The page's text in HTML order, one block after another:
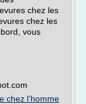
chez les
chez les
vous
chez l'homme